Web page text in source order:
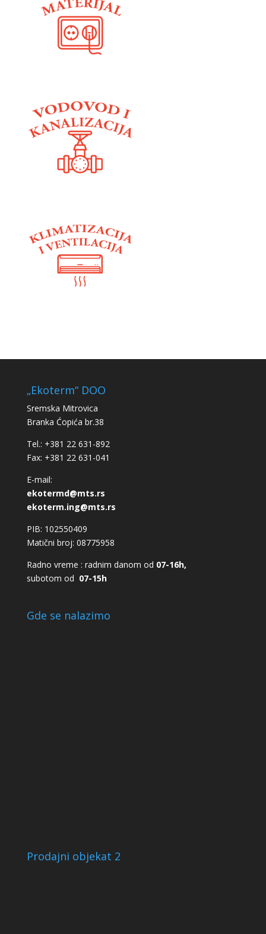
„Ekoterm“ DOO
Sremska Mitrovica
Branka Ćopića br.38
Tel.: +381 22 631-892
Fax: +381 22 631-041
E-mail:
ekotermd@mts.rs
ekoterm.ing@mts.rs
PIB: 102550409
Matični broj: 08775958
Radno vreme : radnim danom od 07-16h,
subotom od 07-15h
Gde se nalazimo
Prodajni objekat 2